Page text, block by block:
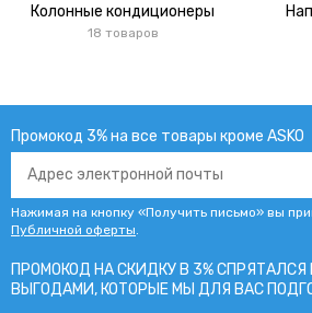
Колонные кондиционеры
18 товаров
Промокод 3% на все товары кроме ASKO
Нажимая на кнопку «Получить письмо» вы
Публичной оферты.
ПРОМОКОД НА СКИДКУ В 3%
ВЫГОДАМИ, КОТОРЫЕ МЫ ДЛЯ ВАС